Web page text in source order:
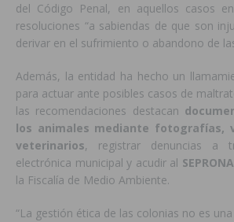
del Código Penal, en aquellos casos
resoluciones “a sabiendas de que son
derivar en el sufrimiento o abandono de
Además, la entidad ha hecho un
para actuar ante posibles casos de
las recomendaciones destacan
los animales mediante fotografías,
veterinarios, registrar denuncias a
electrónica municipal y acudir al SEPRONA
la Fiscalía de Medio Ambiente.
“La gestión ética de las colonias no es